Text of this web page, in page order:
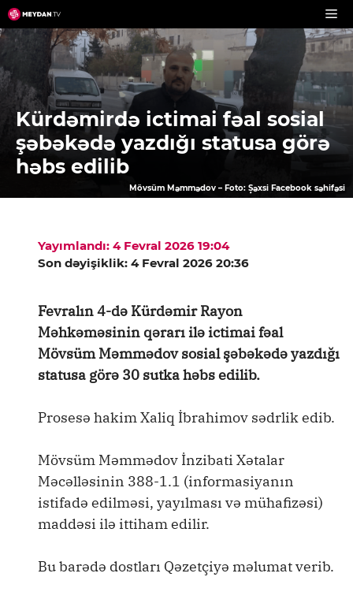
Skip
to
content
Kürdəmirdə ictimai fəal sosial
şəbəkədə yazdığı statusa görə
həbs edilib
Mövsüm Məmmədov – Foto: Şəxsi Facebook səhifəsi
Yayımlandı: 4 Fevral 2026 19:04
Son dəyişiklik: 4 Fevral 2026 20:36
Fevralın 4-də Kürdəmir Rayon
Məhkəməsinin qərarı ilə ictimai fəal
Mövsüm Məmmədov sosial şəbəkədə yazdığı
statusa görə 30 sutka həbs edilib.
Prosesə hakim Xaliq İbrahimov sədrlik edib.
Mövsüm Məmmədov İnzibati Xətalar
Məcəlləsinin 388-1.1 (informasiyanın
istifadə edilməsi, yayılması və mühafizəsi)
maddəsi ilə ittiham edilir.
Bu barədə dostları Qəzetçiyə məlumat verib.